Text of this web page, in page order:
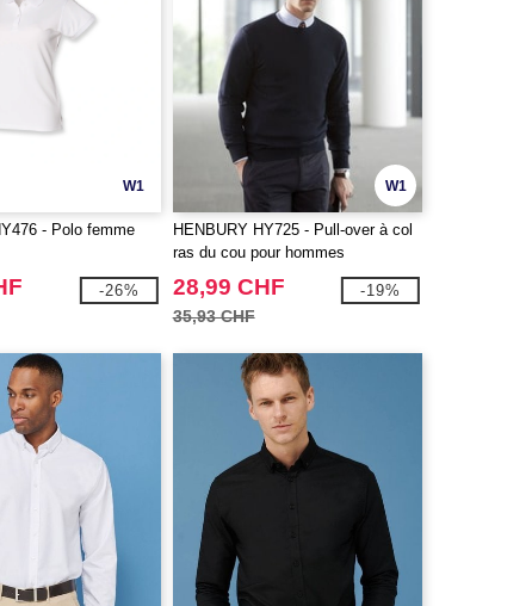
W1
- Polo femme
-26%
W1
HENBURY HY725 - Pull-over à col
ras du cou pour hommes
28,99 CHF
35,93 CHF
-19%